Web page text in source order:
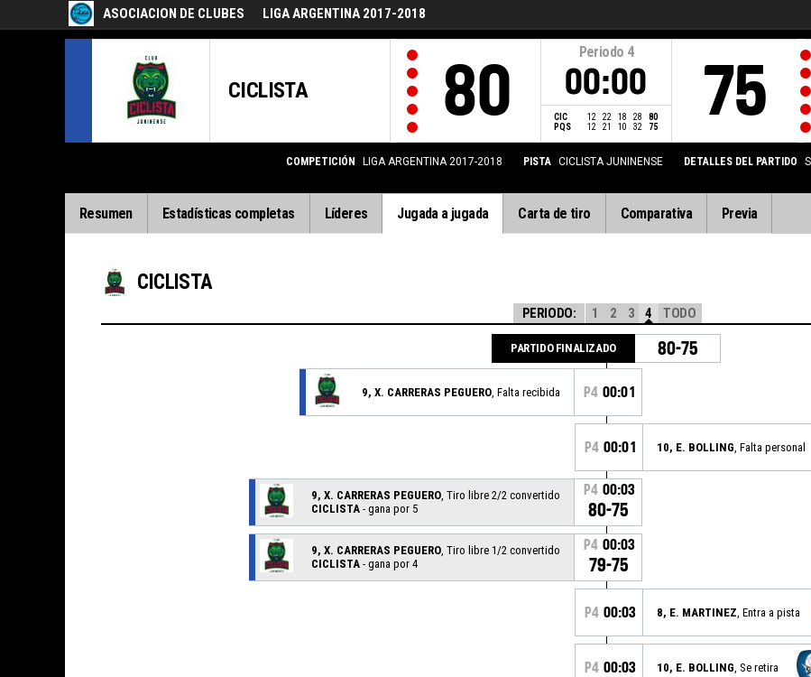
ASOCIACION DE CLUBES LIGA ARGENTINA 2017-2018
CICLISTA 80
Periodo 4
00:00
CIC 12 22 18 28
80
PQS
12 21 10 32 75 75
COMPETICIÓN LIGA ARGENTINA 2017-2018 PISTA CICLISTA JUNINENSE DETALLES DEL PARTIDO
Resumen Estadísticas completas Líderes Jugada a jugada Carta de tiro Comparativa Previa
CICLISTA
PERIODO: 1 2 3 4 TODO
PARTIDO FINALIZADO 80-75
9, X. CARRERAS PEGUERO , Falta recibida P4 00:01
P4 00:01 10, E. BOLLING , Falta personal
9, X. CARRERAS PEGUERO , Tiro libre 2/2 convertido
CICLISTA - gana por 5
P4 00:03
80-75
9, X. CARRERAS PEGUERO , Tiro libre 1/2 convertido
CICLISTA - gana por 4
P4 00:03
79-75
P4 00:03 8, E. MARTINEZ , Entra a pista
P4 00:03 10, E. BOLLING , Se retira